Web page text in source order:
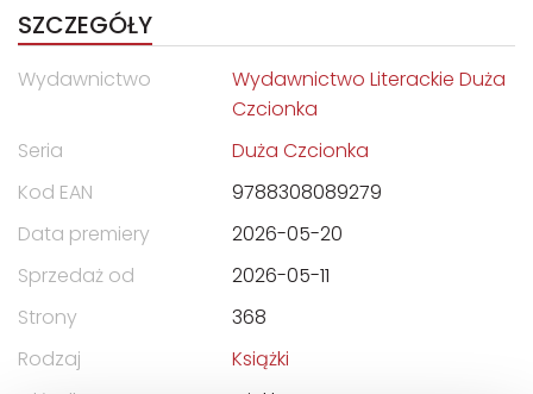
SZCZEGÓŁY
Wydawnictwo
Wydawnictwo Literackie Duża
Czcionka
Seria
Duża Czcionka
Kod EAN
9788308089279
Data premiery
2026-05-20
Sprzedaż od
2026-05-11
Strony
368
Rodzaj
Książki